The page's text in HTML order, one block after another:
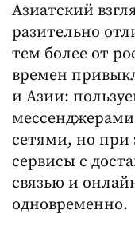
Азиатский
разительно
тем более от
времен
и Азии:
сетями, но
сервисы с
связью и
одновременно.